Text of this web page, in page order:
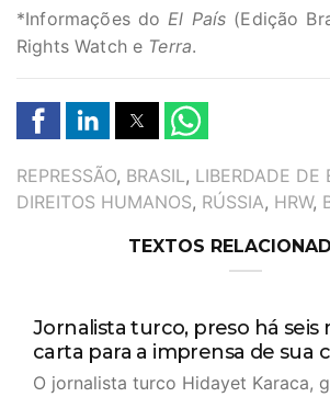
*Informações doEl País (Edição
Rights Watch e Terra.
TAGS
REPRESSÃO, BRASIL, LIBERDADE DE
DIREITOS HUMANOS, RÚSSIA, HRW,
TEXTOS
Jornalista turco, preso há seis
carta para a imprensa de sua
O jornalista turco Hidayet Karaca,